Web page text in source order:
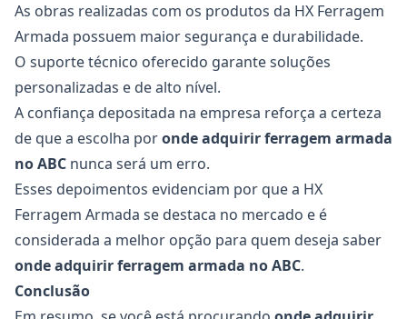
As obras realizadas com os produtos da HX Ferragem
Armada possuem maior segurança e durabilidade.
O suporte técnico oferecido garante soluções
personalizadas e de alto nível.
A confiança depositada na empresa reforça a certeza
de que a escolha poronde adquirirferragem armada
no ABC nunca será um erro.
Esses depoimentos evidenciam por que a HX
Ferragem Armada se destaca no mercado e é
considerada a melhor opção para quem deseja saber
onde adquirirferragem armada no ABC.
Conclusão